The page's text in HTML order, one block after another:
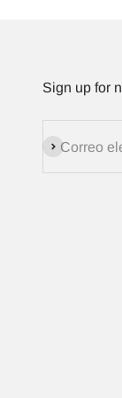
Sign up for
Correo
Suscribirse